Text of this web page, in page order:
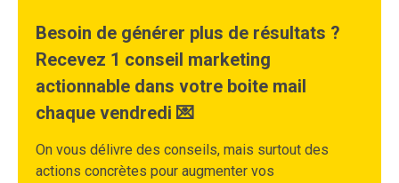
Besoin de générer plus de résultats ?
Recevez 1 conseil marketing
actionnable dans votre boite mail
chaque vendredi 💌
On vous délivre des conseils, mais surtout des
actions concrètes pour augmenter vos